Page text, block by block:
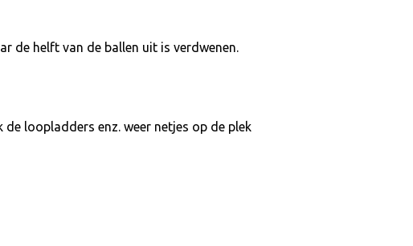
de helft van de ballen uit is verdwenen.
loopladders enz. weer netjes op de plek